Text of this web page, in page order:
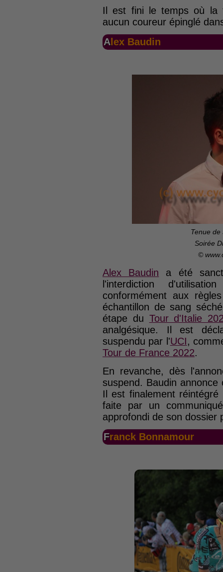
Il est fini le temps où la
aucun coureur épinglé
Alex Baudin
Tenue de
Soirée
©
Alex Baudin a été
l'interdiction
conformément aux
échantillon de sang
étape du Tour d'Italie
analgésique. Il est
suspendu par l'UCI,
Tour de France 2022.
En revanche, dès
suspend. Baudin
Il est finalement
faite par un
approfondi de son dossier
Franck Bonnamour